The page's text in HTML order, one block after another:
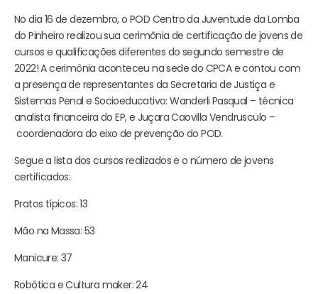
No dia 16 de dezembro, o POD Centro da Juventude da Lomba
do Pinheiro realizou sua cerimônia de certificação de jovens de
cursos e qualificações diferentes do segundo semestre de
2022! A cerimônia aconteceu na sede do CPCA e contou com
a presença de representantes da Secretaria de Justiça e
Sistemas Penal e Socioeducativo: Wanderli Pasqual – técnica
analista financeira do EP, e Juçara Caovilla Vendrusculo –
coordenadora do eixo de prevenção do POD.
Segue a lista dos cursos realizados e o número de jovens
certificados:
Pratos típicos: 13
Mão na Massa: 53
Manicure: 37
Robótica e Cultura maker: 24